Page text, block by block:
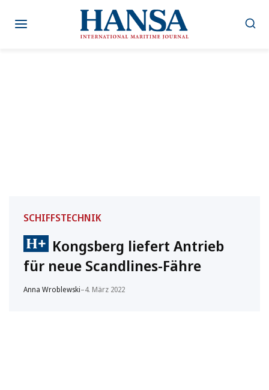
Inhalt
SCHIFFSTECHNIK
Kongsberg liefert Antrieb
für neue Scandlines-Fähre
Anna Wroblewski–4. März 2022